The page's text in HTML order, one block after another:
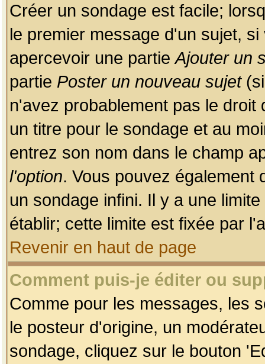
Créer un sondage est facile;
le premier message d'un sujet,
apercevoir une partieAjouter un
partie Poster un nouveau sujet(si
n'avez probablement pas le
un titre pour le sondage et au
entrez son nom dans le champ
l'option. Vous pouvez également
un sondage infini. Il y a une
établir; cette limite est fixée par
Revenir en haut de page
Comment puis-je éditer ou
Comme pour les messages, les
le posteur d'origine, un
sondage, cliquez sur le bouton